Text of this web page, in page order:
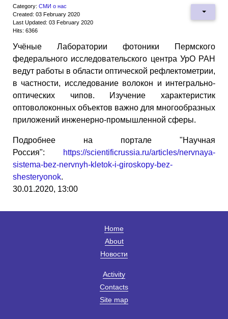
Category: СМИ о нас
Created: 03 February 2020
Last Updated: 03 February 2020
Hits: 6366
Учёные Лаборатории фотоники Пермского
федерального исследовательского центра УрО РАН
ведут работы в области оптической рефлектометрии,
в частности, исследование волокон и интегрально-
оптических чипов. Изучение характеристик
оптоволоконных объектов важно для многообразных
приложений инженерно-промышленной сферы.
Подробнее на портале "Научная
Россия":
https://scientificrussia.ru/articles/nervnaya-
sistema-bez-nervnyh-kletok-i-giroskopy-bez-
shesteryonok.
30.01.2020, 13:00
Home
About
Новости
Activity
Contacts
Site map